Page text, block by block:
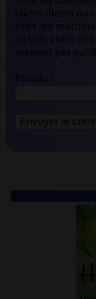
bienveillants ou
ceux qui
de voix entre
seraient pas
Pseudo :